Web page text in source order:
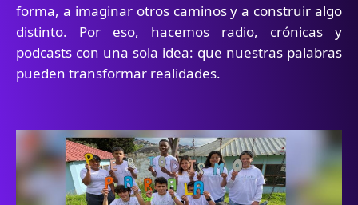
forma, a imaginar otros caminos y a construir algo
distinto. Por eso, hacemos radio, crónicas y
podcasts con una sola idea: que nuestras palabras
pueden transformar realidades.